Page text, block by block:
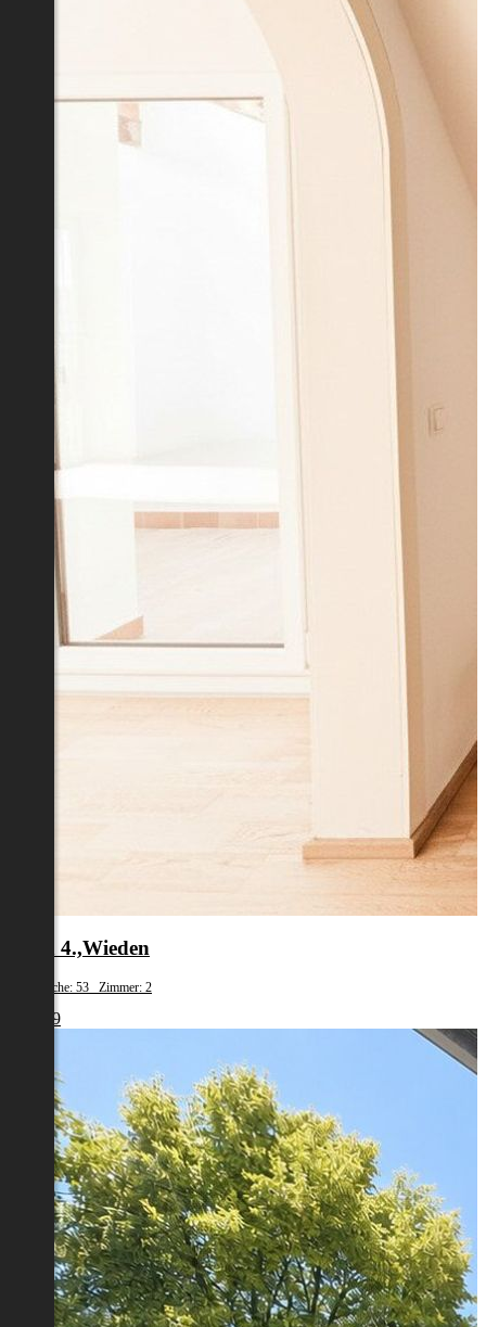
Wien 4.,Wieden
Wohnfläche: 53 Zimmer: 2
€ 1.239